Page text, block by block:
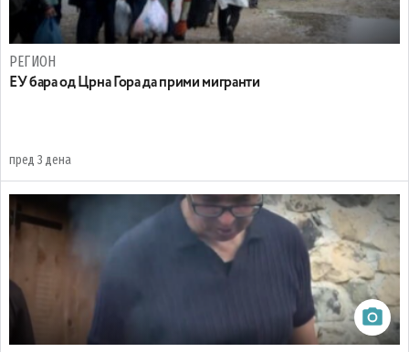
РЕГИОН
EУ бара од Црна Гора да прими мигранти
пред 3 дена